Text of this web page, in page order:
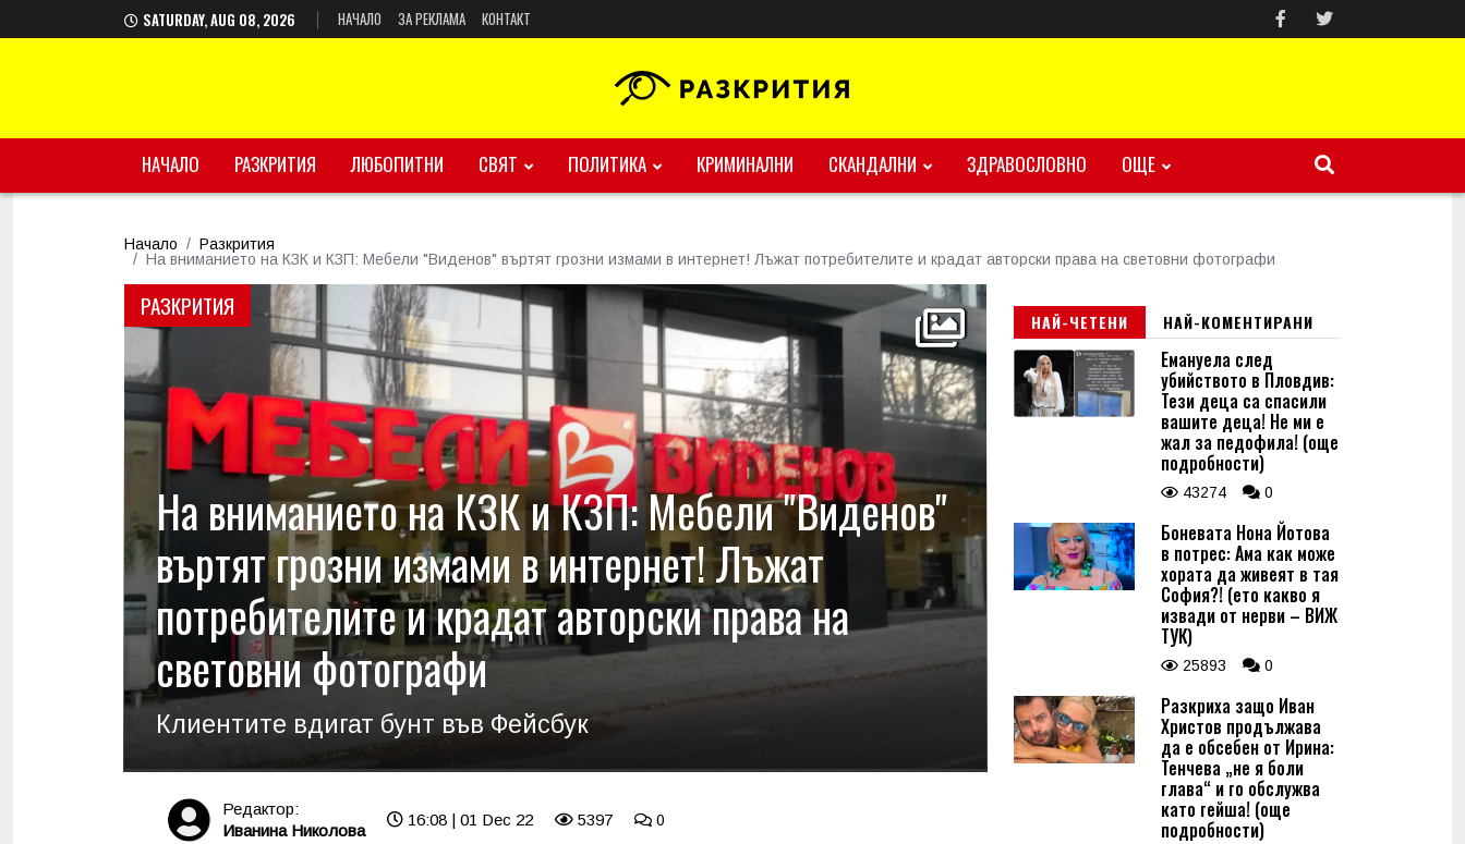
SATURDAY, AUG 08, 2026 НАЧАЛО ЗА РЕКЛАМА КОНТАКТ
НАЧАЛО РАЗКРИТИЯ ЛЮБОПИТНИ СВЯТ ПОЛИТИКА КРИМИНАЛНИ СКАНДАЛНИ ЗДРАВОСЛОВНО ОЩЕ
Начало
Разкрития
На вниманието на КЗК и КЗП: Мебели "Виденов" въртят грозни измами в интернет! Лъжат потребителите и крадат авторски права на световни фотографи
РАЗКРИТИЯ
На вниманието на КЗК и КЗП: Мебели "Виденов"
въртят грозни измами в интернет! Лъжат
потребителите и крадат авторски права на
световни фотографи
Клиентите вдигат бунт във Фейсбук
Редактор:
Иванина Николова
16:08 | 01 Dec 22 5397 0
НАЙ-ЧЕТЕНИ НАЙ-КОМЕНТИРАНИ
Емануела след
убийството в Пловдив:
Тези деца са спасили
вашите деца! Не ми е
жал за педофила! (още
подробности)
43274 0
Боневата Нона Йотова
в потрес: Ама как може
хората да живеят в тая
София?! (ето какво я
извади от нерви – ВИЖ
ТУК)
25893 0
Разкриха защо Иван
Христов продължава
да е обсебен от Ирина:
Тенчева „не я боли
глава“ и го обслужва
като гейша! (още
подробности)